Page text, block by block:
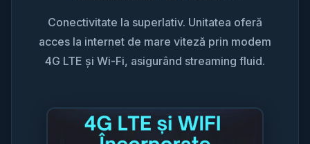
Conectivitate la superlativ. Unitatea oferă
acces la internet de mare viteză prin modem
4G LTE și Wi-Fi, asigurând streaming fluid.